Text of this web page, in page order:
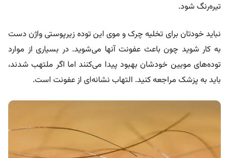
تیره‌رنگ شود.
نباید خودتان برای تخلیه چرک و موی این توده‌ زیرپوستی واژن دست
به کار شوید چون باعث عفونت آنها می‌شوید. در بسیاری از موارد
توده‌های مویین خودشان بهبود پیدا می‌کنند اما اگر ملتهب شدند،
باید به پزشک مراجعه کنید. التهاب نشانه‌ای از عفونت است.